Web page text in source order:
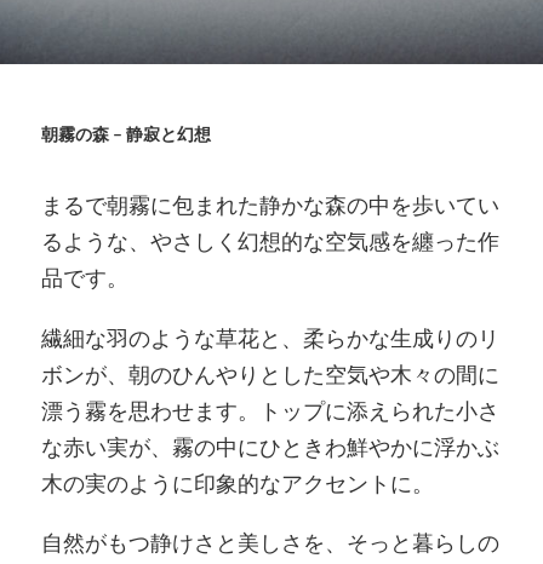
朝霧の森 – 静寂と幻想
まるで朝霧に包まれた静かな森の中を歩いてい
るような、やさしく幻想的な空気感を纏った作
品です。
繊細な羽のような草花と、柔らかな生成りのリ
ボンが、朝のひんやりとした空気や木々の間に
漂う霧を思わせます。トップに添えられた小さ
な赤い実が、霧の中にひときわ鮮やかに浮かぶ
木の実のように印象的なアクセントに。
自然がもつ静けさと美しさを、そっと暮らしの